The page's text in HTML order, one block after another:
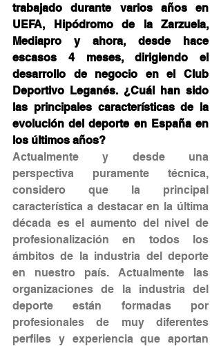
trabajado durante varios años en
UEFA, Hipódromo de la Zarzuela,
Mediapro y ahora, desde hace
escasos 4 meses, dirigiendo el
desarrollo de negocio en el Club
Deportivo Leganés. ¿Cuál han sido
las principales características de la
evolución del deporte en España en
los últimos años?
Actualmente y desde una
perspectiva puramente técnica,
considero que la principal
característica a destacar en la última
década es el aumento del nivel de
profesionalización en todos los
ámbitos de la industria del deporte
en nuestro país. Actualmente las
organizaciones de la industria del
deporte están formadas por
profesionales de muy diferentes
perfiles y experiencia que aportan